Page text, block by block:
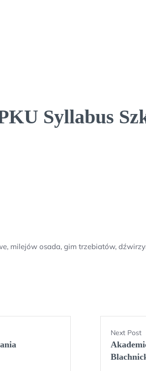
Syllabus
milejów osada, gim trzebiatów,
Next Post